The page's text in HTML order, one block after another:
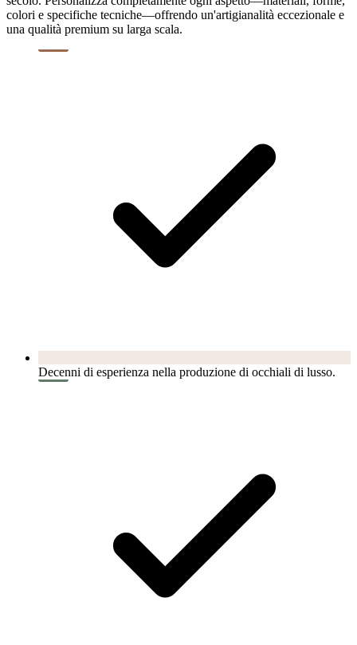
colori e specifiche tecniche—offrendo un'artigianalità eccezionale e
una qualità premium su larga scala.
Decenni di esperienza nella produzione di occhiali di lusso.